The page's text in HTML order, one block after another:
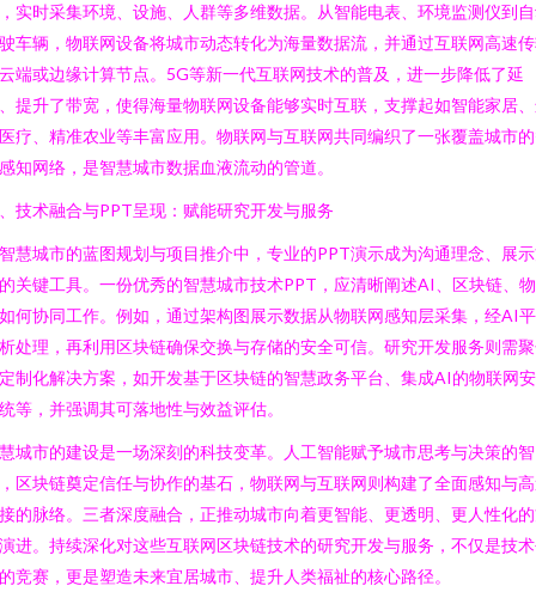
实时采集环境、设施、人群等多维数据。从智能电表、环境监测仪到
车辆，物联网设备将城市动态转化为海量数据流，并通过互联网高速
端或边缘计算节点。5G等新一代互联网技术的普及，进一步降低了延
提升了带宽，使得海量物联网设备能够实时互联，支撑起如智能家居
疗、精准农业等丰富应用。物联网与互联网共同编织了一张覆盖城市
知网络，是智慧城市数据血液流动的管道。
技术融合与PPT呈现：赋能研究开发与服务
慧城市的蓝图规划与项目推介中，专业的PPT演示成为沟通理念、展
关键工具。一份优秀的智慧城市技术PPT，应清晰阐述AI、区块链、
何协同工作。例如，通过架构图展示数据从物联网感知层采集，经AI
处理，再利用区块链确保交换与存储的安全可信。研究开发服务则需
制化解决方案，如开发基于区块链的智慧政务平台、集成AI的物联网
等，并强调其可落地性与效益评估。
城市的建设是一场深刻的科技变革。人工智能赋予城市思考与决策的智
区块链奠定信任与协作的基石，物联网与互联网则构建了全面感知与
的脉络。三者深度融合，正推动城市向着更智能、更透明、更人性化
进。持续深化对这些互联网区块链技术的研究开发与服务，不仅是技
竞赛，更是塑造未来宜居城市、提升人类福祉的核心路径。